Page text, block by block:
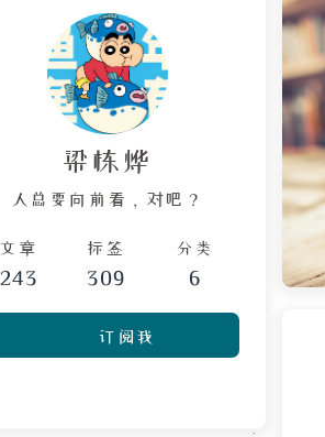
梁栋烨
人总要向前看，对吧？
文章
243
标签
309
分类
6
订阅我